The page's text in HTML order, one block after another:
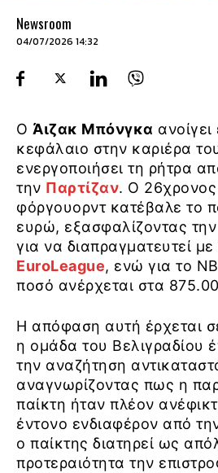
Newsroom
04/07/2026 14:32
Ο Άιζακ Μπόνγκα
κεφάλαιο στην καριέρα
ενεργοποιήσει τη ρήτρα
την Παρτίζαν. Ο
φόργουορντ κατέβαλε το
ευρώ, εξασφαλίζοντας την
για να διαπραγματευτεί
EuroLeague, ενώ για το
ποσό ανέρχεται στα
Η απόφαση αυτή έρχεται
η ομάδα του Βελιγραδίου
την αναζήτηση
αναγνωρίζοντας πως η
παίκτη ήταν πλέον
έντονο ενδιαφέρον από
ο παίκτης διατηρεί ως
προτεραιότητα την